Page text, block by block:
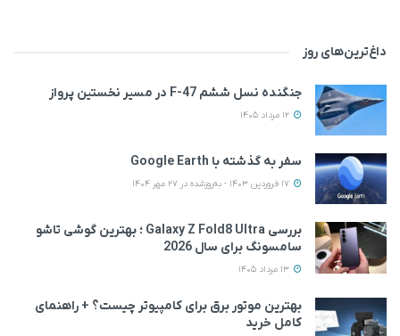
داغ‌ترین‌های روز
جنگنده نسل ششم F-47 در مسیر نخستین پرواز
سفر به گذشته با Google Earth
بررسی Galaxy Z Fold8 Ultra ؛ بهترین گوشی تاشو
سامسونگ برای سال 2026
بهترین موتور برق برای کامپیوتر چیست؟ + راهنمای
کامل خرید